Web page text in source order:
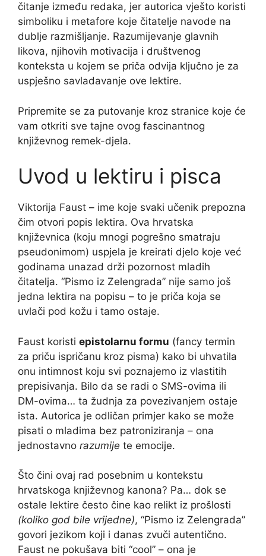
čitanje između redaka, jer autorica vješto koristi
simboliku i metafore koje čitatelje navode na
dublje razmišljanje. Razumijevanje glavnih
likova, njihovih motivacija i društvenog
konteksta u kojem se priča odvija ključno je za
uspješno savladavanje ove lektire.
Pripremite se za putovanje kroz stranice koje će
vam otkriti sve tajne ovog fascinantnog
književnog remek-djela.
Uvod u lektiru i pisca
Viktorija Faust – ime koje svaki učenik prepozna
čim otvori popis lektira. Ova hrvatska
književnica (koju mnogi pogrešno smatraju
pseudonimom) uspjela je kreirati djelo koje već
godinama unazad drži pozornost mladih
čitatelja. “Pismo iz Zelengrada” nije samo još
jedna lektira na popisu – to je priča koja se
uvlači pod kožu i tamo ostaje.
Faust koristi epistolarnu formu (fancy termin
za priču ispričanu kroz pisma) kako bi uhvatila
onu intimnost koju svi poznajemo iz vlastitih
prepisivanja. Bilo da se radi o SMS-ovima ili
DM-ovima… ta žudnja za povezivanjem ostaje
ista. Autorica je odličan primjer kako se može
pisati o mladima bez patroniziranja – ona
jednostavno razumije te emocije.
Što čini ovaj rad posebnim u kontekstu
hrvatskoga književnog kanona? Pa… dok se
ostale lektire često čine kao relikt iz prošlosti
(koliko god bile vrijedne), “Pismo iz Zelengrada”
govori jezikom koji i danas zvuči autentično.
Faust ne pokušava biti “cool” – ona je